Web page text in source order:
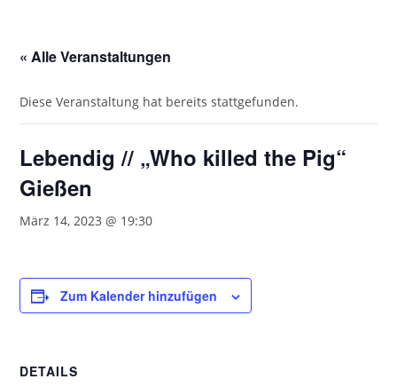
« Alle Veranstaltungen
Diese Veranstaltung hat bereits stattgefunden.
Lebendig // „Who killed the Pig“
Gießen
März 14, 2023 @ 19:30
Zum Kalender hinzufügen
DETAILS